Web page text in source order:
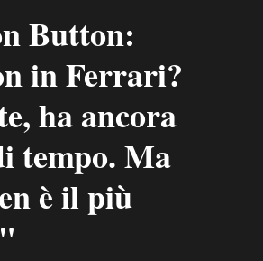
Button:
in Ferrari?
ha ancora
tempo. Ma
è il più